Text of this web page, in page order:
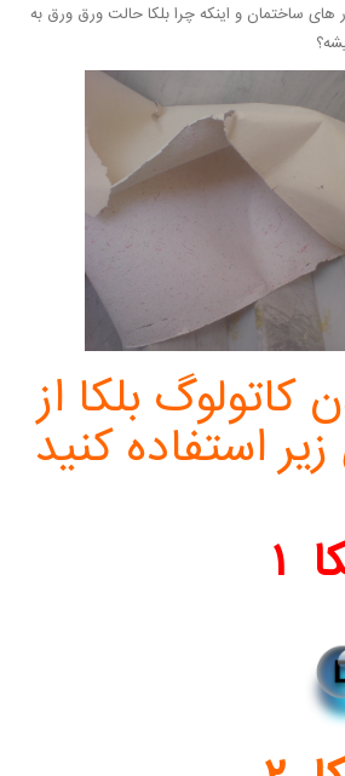
های ساختمان و اینکه چرا بلکا حالت ورق ورق به
کاتولوگ بلکا از
استفاده کنید